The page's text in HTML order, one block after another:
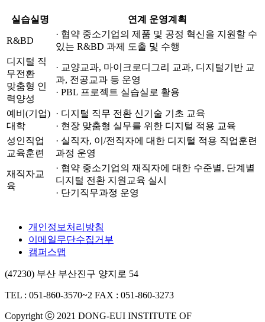
실습실명 연계 운영계획
R&BD
· 협약 중소기업의 제품 및 공정 혁신을 지원할 수
있는 R&BD 과제 도출 및 수행
디지털 직
무전환
맞춤형 인
력양성
· 교양교과, 마이크로디그리 교과, 디지털기반 교
과, 전공교과 등 운영
· PBL 프로젝트 실습실로 활용
예비(기업)
대학
· 디지털 직무 전환 신기술 기초 교육
· 현장 맞춤형 실무를 위한 디지털 적용 교육
성인직업
교육훈련
· 실직자, 이/전직자에 대한 디지털 적용 직업훈련
과정 운영
재직자교
육
· 협약 중소기업의 재직자에 대한 수준별, 단계별
디지털 전환 지원교육 실시
· 단기직무과정 운영
개인정보처리방침
이메일무단수집거부
캠퍼스맵
(47230) 부산 부산진구 양지로 54
TEL : 051-860-3570~2 FAX : 051-860-3273
Copyright ⓒ 2021 DONG-EUI INSTITUTE OF